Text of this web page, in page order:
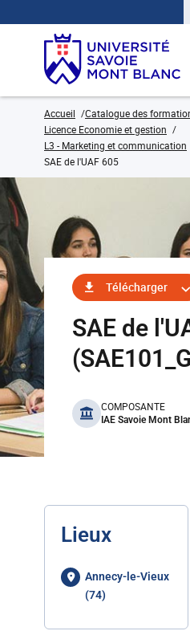
Accueil Catalogue des
Licence Economie et gestion
L3 - Marketing et communication
SAE de l'UAF 605
Télécharger
SAE de
benefits
COMPOSANTE
IAE Savoie Mont
Lieux
Annecy-le-Vieux
(74)